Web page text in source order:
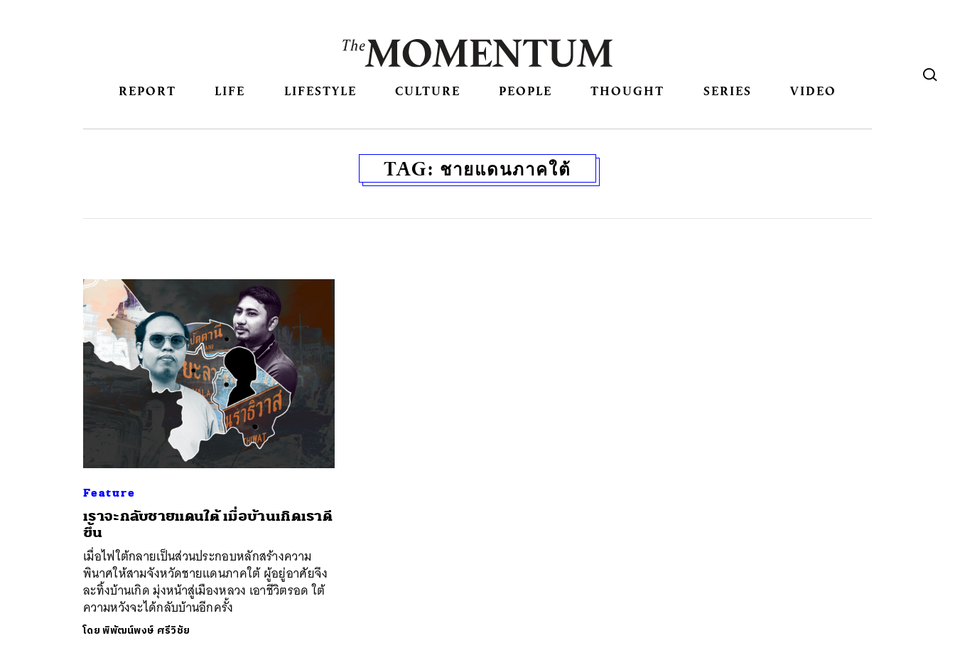
REPORT LIFE LIFESTYLE CULTURE PEOPLE THOUGHT SERIES VIDEO
TAG: ชายแดนภาคใต้
Feature
เราจะกลับชายแดนใต้ เมื่อบ้านเกิดเราดี
ขึ้น
เมื่อไฟใต้กลายเป็นส่วนประกอบหลักสร้างความ
พินาศให้สามจังหวัดชายแดนภาคใต้ ผู้อยู่อาศัยจึง
ละทิ้งบ้านเกิด มุ่งหน้าสู่เมืองหลวง เอาชีวิตรอด ใต้
ความหวังจะได้กลับบ้านอีกครั้ง
โดยพิพัฒน์พงษ์ ศรีวิชัย